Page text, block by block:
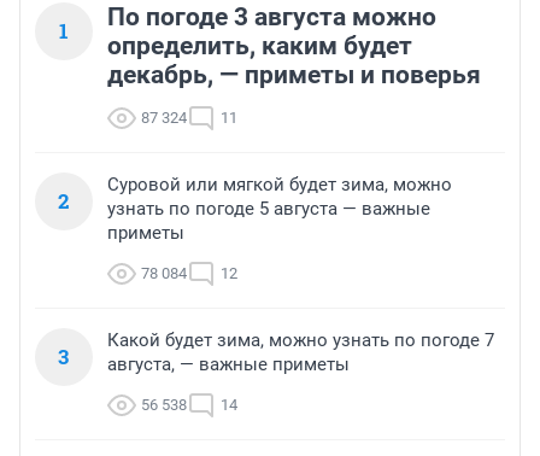
1
По погоде 3 августа можно
определить, каким будет
декабрь, — приметы и поверья
87 324 11
2
Суровой или мягкой будет зима, можно
узнать по погоде 5 августа — важные
приметы
78 084 12
3
Какой будет зима, можно узнать по погоде 7
августа, — важные приметы
56 538 14